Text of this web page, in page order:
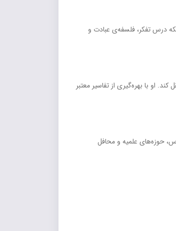
درس تفکر، فلسفه‌ی عبادت و
او با بهره‌گیری از تفاسیر معتبر
حوزه‌های علمیه و محافل